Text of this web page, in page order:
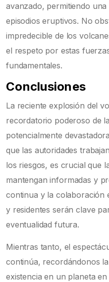
avanzado, permitiendo
episodios eruptivos. No
impredecible de los
el respeto por estas
fundamentales.
Conclusiones
La reciente explosión del
recordatorio poderoso de
potencialmente
que las autoridades
los riesgos, es crucial que
mantengan informadas y
continua y la colaboración
y residentes serán clave
eventualidad futura.
Mientras tanto, el
continúa, recordándonos
existencia en un planeta